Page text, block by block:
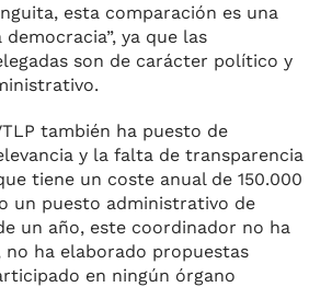
esta comparación es una
ya que las
son de carácter político y
también ha puesto de
y la falta de transparencia
tiene un coste anual de 150.000
un puesto administrativo de
un año, este coordinador no ha
no ha elaborado propuestas
en ningún órgano